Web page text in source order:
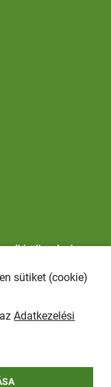
melegben
a lakosság felé
sütiket (cookie)
Adatkezelési